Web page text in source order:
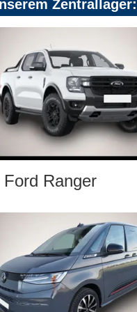
Zentrallager:
Ford Ranger